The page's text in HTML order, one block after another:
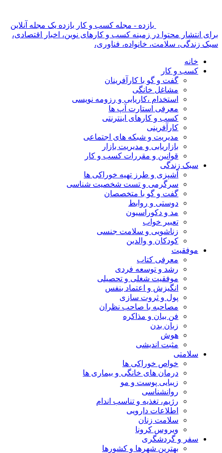
بازده - مجله کسب و کار بازده یک مجله آنلاین
برای انتشار محتوا در زمینه کسب و کارهای نوین، اخبار اقتصادی،
سبک زندگی، سلامت، خانواده، فناوری،
خانه
کسب و کار
گفت و گو با کارآفرینان
مشاغل خانگی
استخدام ،کاریابی و رزومه نویسی
معرفی استارت آپ ها
کسب و کارهای اینترنتی
کارآفرینی
مدیریت و شبکه های اجتماعی
بازاریابی و مدیریت بازار
قوانین و مقررات کسب و کار
سبک زندگی
آشپزی و طرز تهیه خوراکی ها
سرگرمی و تست شخصیت شناسی
گفت و گو با متخصصان
دوستی و روابط
مد و دکوراسیون
تعبیر خواب
زناشویی و سلامت جنسی
کودکان و والدین
موفقیت
معرفی کتاب
رشد و توسعه فردی
موفقیت شغلی و تحصیلی
انگیزش و اعتماد بنفس
پول و ثروت سازی
مصاحبه با صاحب نظران
فن بیان و مذاکره
زبان بدن
هوش
مثبت اندیشی
سلامتی
خواص خوراکی ها
درمان های خانگی و بیماری ها
زیبایی پوست و مو
روانشناسی
رژیم، تغذیه و تناسب اندام
اطلاعات دارویی
سلامت زنان
ویروس کرونا
سفر و گردشگری
بهترین شهرها و کشورها